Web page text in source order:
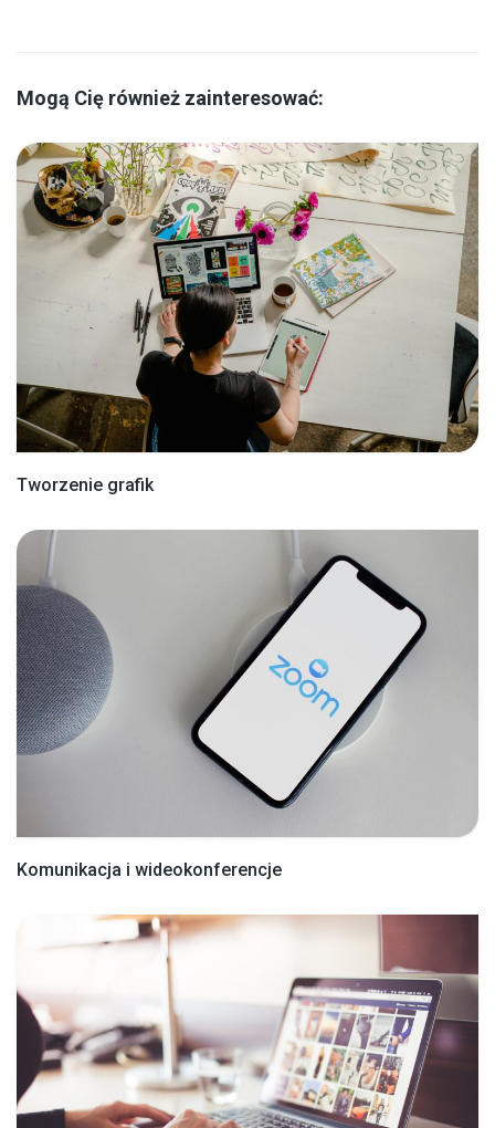
Mogą Cię również zainteresować:
Tworzenie grafik
Komunikacja i wideokonferencje